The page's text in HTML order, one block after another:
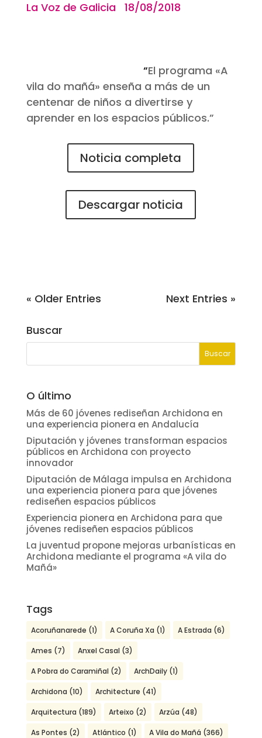
La Voz de Galicia 18/08/2018
“El programa «A
vila do mañá» enseña a más de un
centenar de niños a divertirse y
aprender en los espacios públicos.”
Noticia completa
Descargar noticia
« Older Entries Next Entries »
Buscar
O último
Más de 60 jóvenes rediseñan Archidona en
una experiencia pionera en Andalucía
Diputación y jóvenes transforman espacios
públicos en Archidona con proyecto
innovador
Diputación de Málaga impulsa en Archidona
una experiencia pionera para que jóvenes
rediseñen espacios públicos
Experiencia pionera en Archidona para que
jóvenes rediseñen espacios públicos
La juventud propone mejoras urbanísticas en
Archidona mediante el programa «A vila do
Mañá»
Tags
Acoruñanarede (1) A Coruña Xa (1) A Estrada (6)
Ames (7) Anxel Casal (3)
A Pobra do Caramiñal (2) ArchDaily(1)
Archidona (10) Architecture (41)
Arquitectura (189) Arteixo (2) Arzúa (48)
As Pontes (2) Atlántico (1) A Vila do Mañá (366)